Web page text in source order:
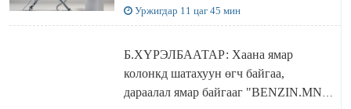
Уржигдар 11 цаг 45 мин
Б.ХҮРЭЛБААТАР: Хаана ямар
колонкд шатахуун өгч байгаа,
дараалал ямар байгааг "BENZIN.MN”